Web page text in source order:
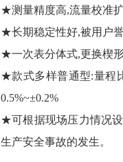
★测量精度高,流量校准扩
★长期稳定性好,被用户
★一次表分体式,更换楔
★款式多样普通型:量程
0.5%~±0.2%
★可根据现场压力情况
生产安全事故的发生。